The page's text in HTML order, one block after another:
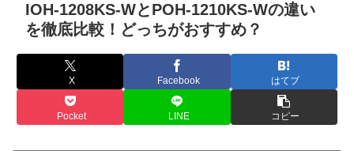
IOH-1208KS-WとPOH-1210KS-Wの違い
を徹底比較！どっちがおすすめ？
X Facebook はてブ
Pocket LINE コピー